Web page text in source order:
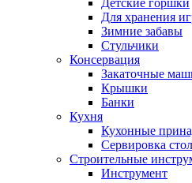
Детские горшки
Для хранения
Зимние забавы
Стульчики
Консервация
Закаточные
Крышки
Банки
Кухня
Кухонные
Сервировка
Строительные
Инструмент